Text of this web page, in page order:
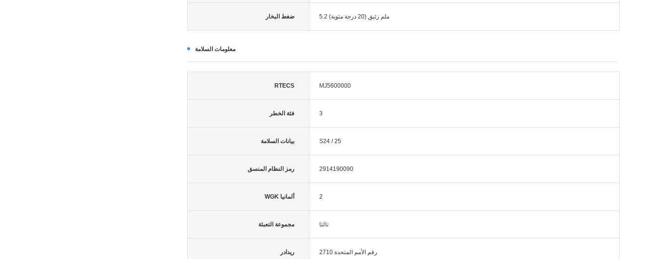
ضغط البخار 5.2 ملم زئبق (20 درجة مئوية)
معلومات السلامة
RTECS MJ5600000
فئة الخطر 3
بيانات السلامة S24 / 25
رمز النظام المنسق 2914190090
WGK ألمانيا 2
مجموعة التعبئة ثالثا
ريدادر رقم الأمم المتحدة 2710